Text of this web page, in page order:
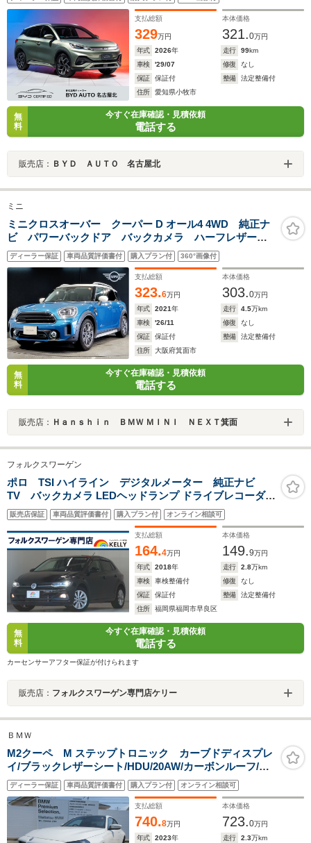
ーブレード パノラマルーフ 空気清浄機能エアコン Qi規格
ワイヤレス充電
支払総額
329万円
本体価格
321.0万円
年式
2026年 走行 99km
車検
'29/07 修復
なし
保証
保証付 整備
法定整備付
住所
愛知県小牧市
無
料
今すぐ在庫確認・見積依頼
電話する
販売店： ＢＹＤ ＡＵＴＯ 名古屋北
ミニ
ミニクロスオーバー クーパー D オール4 4WD 純正ナ
ビ パワーバックドア バックカメラ ハーフレザーシ
ート LEDヘッドライト コンフォートアクセス 追従
型クルコン ホワイトルーフ&ミラー ドライビングアシ
スト 障害物センサー シートヒーター
ディーラー保証 車両品質評価書付 購入プラン付 360°画像付
支払総額
323.6万円
本体価格
303.0万円
年式
2021年 走行 4.5万km
車検
'26/11 修復
なし
保証
保証付 整備
法定整備付
住所
大阪府箕面市
無
料
今すぐ在庫確認・見積依頼
電話する
販売店： Ｈａｎｓｈｉｎ ＢＭＷ ＭＩＮＩ ＮＥＸＴ箕面
フォルクスワーゲン
ポロ TSI ハイライン デジタルメーター 純正ナビ
TV バックカメラ LEDヘッドランプ ドライブレコーダー
ETC 保証書 スペアキー ACC スマートキー プッシュスタ
ート ブラインドスポットディテクション 16インチアルミ
ホイール
販売店保証 車両品質評価書付 購入プラン付 オンライン相談可
支払総額
164.4万円
本体価格
149.9万円
年式
2018年 走行 2.8万km
車検
車検整備付 修復
なし
保証
保証付 整備
法定整備付
住所
福岡県福岡市早良区
無
料
今すぐ在庫確認・見積依頼
電話する
カーセンサーアフター保証が付けられます
販売店： フォルクスワーゲン専門店ケリー
ＢＭＷ
M2クーペ M ステップトロニック カーブドディスプレ
イ/ブラックレザーシート/HDU/20AW/カーボンルーフ/ワ
ンオーナー
ディーラー保証 車両品質評価書付 購入プラン付 オンライン相談可
支払総額
740.8万円
本体価格
723.0万円
年式
2023年 走行 2.3万km